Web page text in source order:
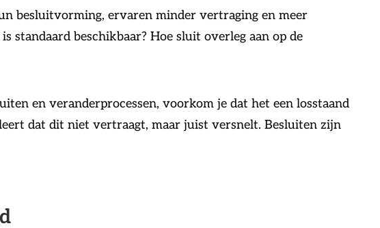
besluitvorming, ervaren minder vertraging en meer
beschikbaar? Hoe sluit overleg aan op de
en veranderprocessen, voorkom je dat het een losstaand
dat dit niet vertraagt, maar juist versnelt. Besluiten zijn